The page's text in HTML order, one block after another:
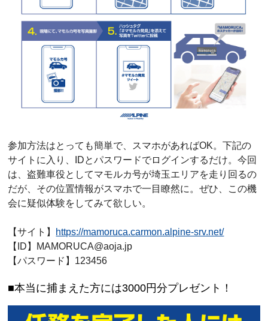
参加方法はとっても簡単で、スマホがあればOK。下記の
サイトに入り、IDとパスワードでログインするだけ。今回
は、盗難車役としてマモルカ号が埼玉エリアを走り回るの
だが、その位置情報がスマホで一目瞭然に。ぜひ、この機
会に疑似体験をしてみて欲しい。
【サイト】 https://mamoruca.carmon.alpine-srv.net/
【ID】MAMORUCA@aoja.jp
【パスワード】123456
本当に捕まえた方には3000円分プレゼント！